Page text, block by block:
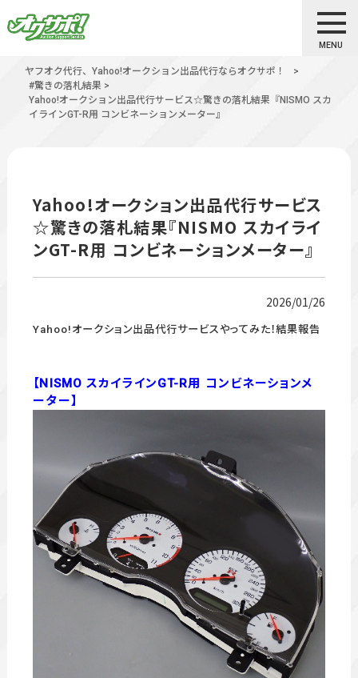
MENU
ヤフオク代行、Yahoo!オークション出品代行ならオクサポ！
>
#驚きの落札結果 >
Yahoo!オークション出品代行サービス☆驚きの落札結果『NISMO スカ
イラインGT-R用 コンビネーションメーター』
Yahoo!オークション出品代行サービス
☆驚きの落札結果『NISMO スカイライ
ンGT-R用 コンビネーションメーター』
2026/01/26
Yahoo!オークション出品代行サービスやってみた！結果報告
【NISMO スカイラインGT-R用 コンビネーションメ
ーター】